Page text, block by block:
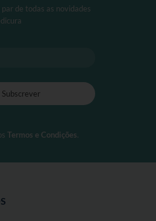
par de todas as novidades
Termos e Condições.